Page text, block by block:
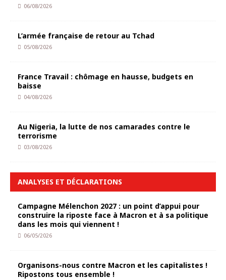
06/08/2026
L’armée française de retour au Tchad
05/08/2026
France Travail : chômage en hausse, budgets en
baisse
04/08/2026
Au Nigeria, la lutte de nos camarades contre le
terrorisme
03/08/2026
ANALYSES ET DÉCLARATIONS
Campagne Mélenchon 2027 : un point d’appui pour
construire la riposte face à Macron et à sa politique
dans les mois qui viennent !
06/05/2026
Organisons-nous contre Macron et les capitalistes !
Ripostons tous ensemble !